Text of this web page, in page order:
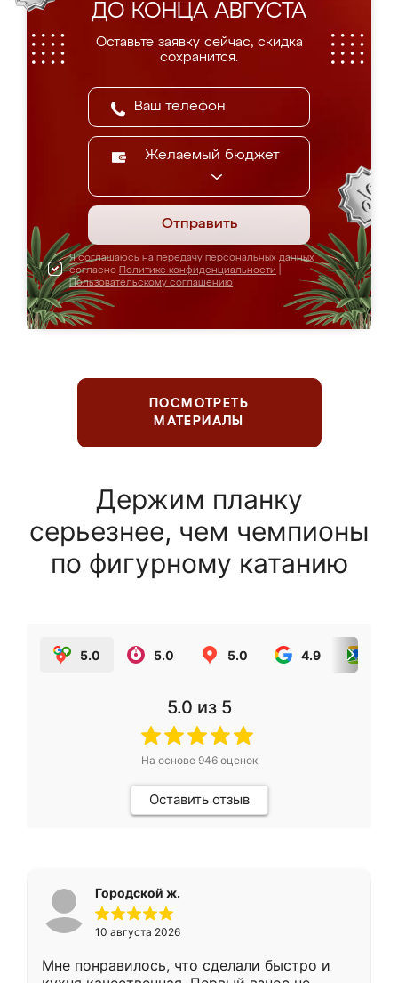
ДО КОНЦА АВГУСТА
Оставьте заявку сейчас, скидка
сохранится.
Желаемый бюджет
Отправить
Я соглашаюсь на передачу персональных данных
согласно Политике конфиденциальности
Пользовательскому соглашению
ПОСМОТРЕТЬ
МАТЕРИАЛЫ
Держим планку
серьезнее, чем чемпионы
по фигурному катанию
5.0 5.0 5.0 4.9
5.0 из 5
На основе 946оценок
Оставить отзыв
Городской ж.
10 августа 2026
Мне понравилось, что сделали быстро и